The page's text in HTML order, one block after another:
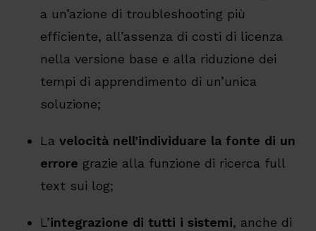
a un’azione di troubleshooting più
efficiente, all’assenza di costi di licenza
nella versione base e alla riduzione dei
tempi di apprendimento di un’unica
soluzione;
La velocità nell’individuare la fonte di un
errore grazie alla funzione di ricerca full
text sui log;
L’integrazione di tutti i sistemi, anche di